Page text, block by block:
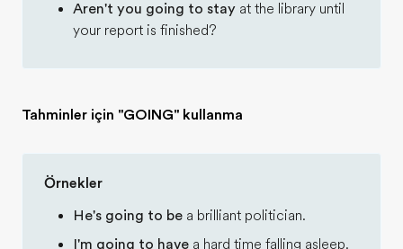
Aren't you going to stay at the library until
your report is finished?
Tahminler için "GOING" kullanma
Örnekler
He's going to be a brilliant politician.
I'm going to have a hard time falling asleep.